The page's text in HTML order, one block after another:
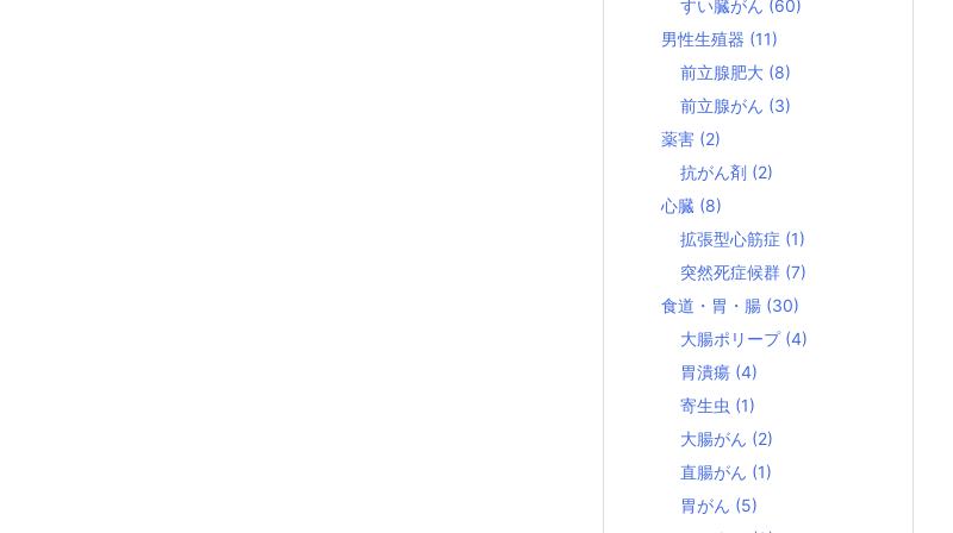
すい臓がん (60)
男性生殖器 (11)
前立腺肥大 (8)
前立腺がん (3)
薬害 (2)
抗がん剤 (2)
心臓 (8)
拡張型心筋症 (1)
突然死症候群 (7)
食道・胃・腸 (30)
大腸ポリープ (4)
胃潰瘍 (4)
寄生虫 (1)
大腸がん (2)
直腸がん (1)
胃がん (5)